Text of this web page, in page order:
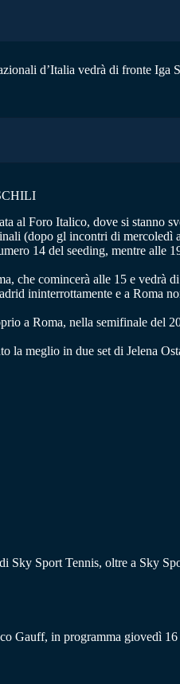
d’Italia vedrà di fronte
al Foro Italico, dove si stanno
(dopo gl incontri di mercoledì
14 del seeding, mentre
che comincerà alle 15 e vedrà
ininterrottamente e a Roma
a Roma, nella semifinale del
meglio in due set di Jelena
Sky Sport Tennis, oltre a Sky
Gauff, in programma giovedì